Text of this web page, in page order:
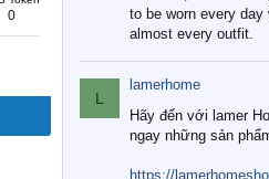
0
to be worn every day
almost every outfit.
L
lamerhome
Hãy đến với lamer
ngay những sản
https://